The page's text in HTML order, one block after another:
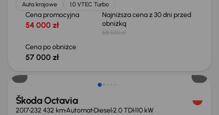
Auta krajowe 1.0 VTEC Turbo
Cena promocyjna
54 000 zł
Najniższa cena z 30 dni przed
obniżką
58 500 zł
Cena po obniżce
57 000 zł
Taniej o 2 500 zł
Škoda Octavia
2017232 432 kmAutomatDiesel2.0 TDI110 kW